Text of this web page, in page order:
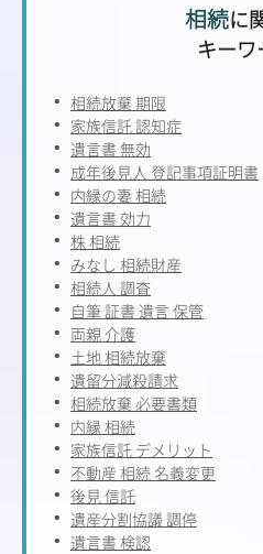
相続に
キーワ
相続放棄 期限
家族信託 認知症
遺言書 無効
成年後見人 登記事項証明書
内縁の妻 相続
遺言書 効力
株 相続
みなし 相続財産
相続人 調査
自筆 証書 遺言 保管
両親 介護
土地 相続放棄
遺留分減殺請求
相続放棄 必要書類
内縁 相続
家族信託 デメリット
不動産 相続 名義変更
後見 信託
遺産分割協議 調停
遺言書 検認